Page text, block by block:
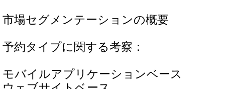
市場セグメンテーションの概要
予約タイプに関する考察：
モバイルアプリケーションベース